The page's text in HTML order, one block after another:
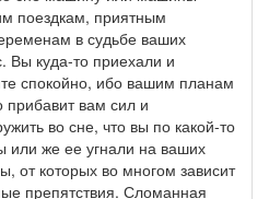
поездкам, приятным
в судьбе ваших
Вы куда-то приехали и
спокойно, ибо вашим планам
прибавит вам сил и
во сне, что вы по какой-то
же ее угнали на ваших
от которых во многом зависит
препятствия. Сломанная